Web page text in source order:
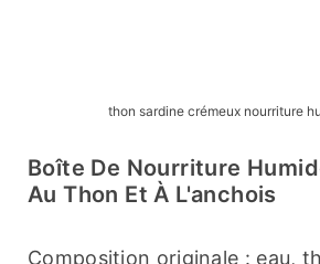
thon sardine crémeux nourriture
Boîte De Nourriture
Au Thon Et À L'anchois
Composition originale : eau,